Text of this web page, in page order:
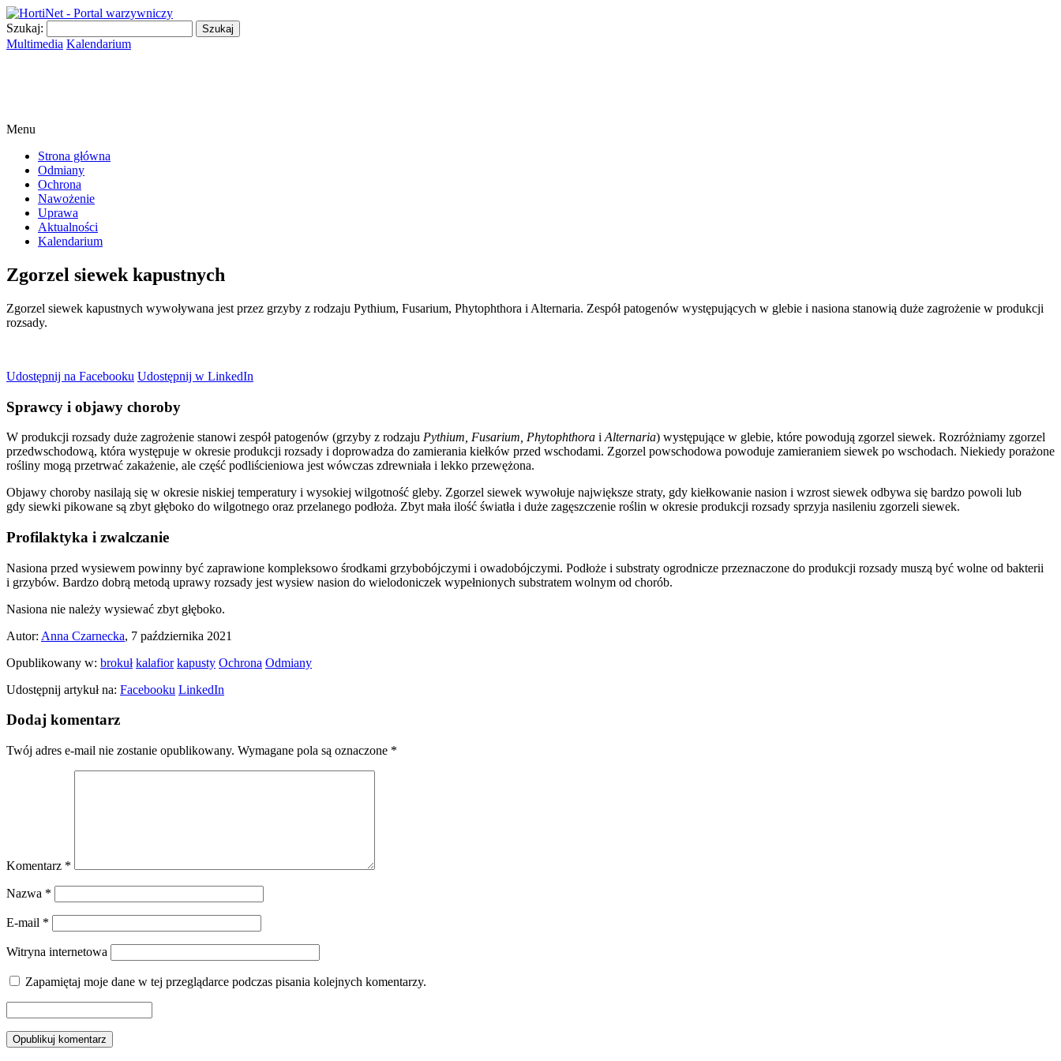
Szukaj:
Multimedia Kalendarium
Menu
Strona główna
Odmiany
Ochrona
Nawożenie
Uprawa
Aktualności
Kalendarium
Zgorzel siewek kapustnych
Zgorzel siewek kapustnych wywoływana jest przez grzyby z rodzaju Pythium, Fusarium, Phytophthora i Alternaria. Zespół patogenów występujących w glebie i nasiona stanowią duże zagrożenie w produkcji
rozsady.
Udostępnij na Facebooku Udostępnij w LinkedIn
Sprawcy i objawy choroby
W produkcji rozsady duże zagrożenie stanowi zespół patogenów (grzyby z rodzaju Pythium, Fusarium, Phytophthora i Alternaria) występujące w glebie, które powodują zgorzel siewek. Rozróżniamy zgorzel
przedwschodową, która występuje w okresie produkcji rozsady i doprowadza do zamierania kiełków przed wschodami. Zgorzel powschodowa powoduje zamieraniem siewek po wschodach. Niekiedy porażone
rośliny mogą przetrwać zakażenie, ale część podliścieniowa jest wówczas zdrewniała i lekko przewężona.
Objawy choroby nasilają się w okresie niskiej temperatury i wysokiej wilgotność gleby. Zgorzel siewek wywołuje największe straty, gdy kiełkowanie nasion i wzrost siewek odbywa się bardzo powoli lub
gdy siewki pikowane są zbyt głęboko do wilgotnego oraz przelanego podłoża. Zbyt mała ilość światła i duże zagęszczenie roślin w okresie produkcji rozsady sprzyja nasileniu zgorzeli siewek.
Profilaktyka i zwalczanie
Nasiona przed wysiewem powinny być zaprawione kompleksowo środkami grzybobójczymi i owadobójczymi. Podłoże i substraty ogrodnicze przeznaczone do produkcji rozsady muszą być wolne od bakterii
i grzybów. Bardzo dobrą metodą uprawy rozsady jest wysiew nasion do wielodoniczek wypełnionych substratem wolnym od chorób.
Nasiona nie należy wysiewać zbyt głęboko.
Autor: Anna Czarnecka, 7 października 2021
Opublikowany w: brokuł kalafior kapusty Ochrona Odmiany
Udostępnij artykuł na: Facebooku LinkedIn
Dodaj komentarz
Twój adres e-mail nie zostanie opublikowany. Wymagane pola są oznaczone *
Komentarz *
Nazwa *
E-mail *
Witryna internetowa
Zapamiętaj moje dane w tej przeglądarce podczas pisania kolejnych komentarzy.